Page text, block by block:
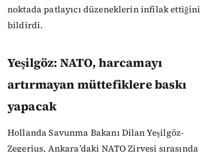
noktada patlayıcı düzeneklerin infilak ettiğini
bildirdi.
Yeşilgöz: NATO, harcamayı
artırmayan müttefiklere baskı
yapacak
Hollanda Savunma Bakanı Dilan Yeşilgöz-
Zegerius, Ankara’daki NATO Zirvesi sırasında